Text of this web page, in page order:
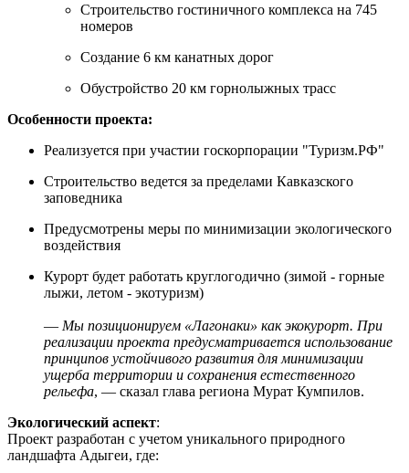
Строительство гостиничного комплекса на 745
номеров
Создание 6 км канатных дорог
Обустройство 20 км горнолыжных трасс
Особенности проекта:
Реализуется при участии госкорпорации "Туризм.РФ"
Строительство ведется за пределами Кавказского
заповедника
Предусмотрены меры по минимизации экологического
воздействия
Курорт будет работать круглогодично (зимой - горные
лыжи, летом - экотуризм)
— Мы позиционируем «Лагонаки» как экокурорт. При
реализации проекта предусматривается использование
принципов устойчивого развития для минимизации
ущерба территории и сохранения естественного
рельефа, — сказал глава региона Мурат Кумпилов.
Экологический аспект:
Проект разработан с учетом уникального природного
ландшафта Адыгеи, где: